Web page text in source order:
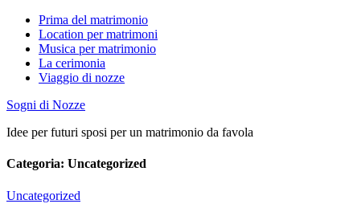
Prima del matrimonio
Location per matrimoni
Musica per matrimonio
La cerimonia
Viaggio di nozze
Sogni di Nozze
Idee per futuri sposi per un matrimonio da favola
Categoria: Uncategorized
Uncategorized